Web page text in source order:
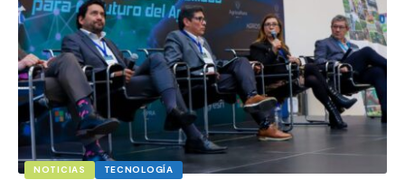
NOTICIAS TECNOLOGÍA